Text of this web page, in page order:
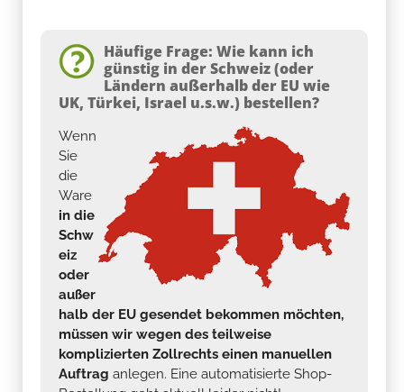
Häufige Frage: Wie kann ich
günstig in der Schweiz (oder
Ländern außerhalb der EU wie
UK, Türkei, Israel u.s.w.) bestellen?
Wenn
Sie
die
Ware
in die
Schw
eiz
oder
außer
halb der EU gesendet bekommen möchten,
müssen wir wegen des teilweise
komplizierten Zollrechts einen manuellen
Auftrag anlegen. Eine automatisierte Shop-